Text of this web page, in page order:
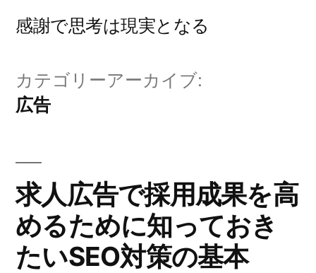
キ
感謝で思考は現実となる
カテゴリーアーカイブ:
広告
求人広告で採用成果を高
めるために知っておき
たいSEO対策の基本